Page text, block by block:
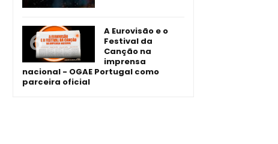
A Eurovisão e o
Festival da
Canção na
imprensa
nacional - OGAE Portugal como
parceira oficial